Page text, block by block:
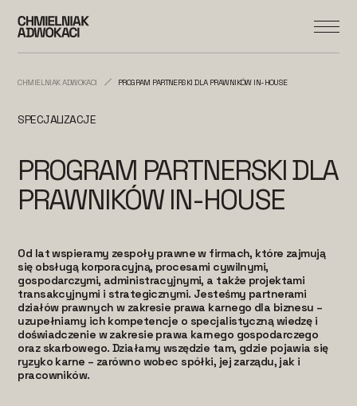
CHMIELNIAK ADWOKACI PROGRAM PARTNERSKI DLA PRAWNIKÓW IN-HOUSE
SPECJALIZACJE
PROGRAM PARTNERSKI DLA
PRAWNIKÓW IN-HOUSE
Od lat wspieramy zespoły prawne w firmach, które zajmują
się obsługą korporacyjną, procesami cywilnymi,
gospodarczymi, administracyjnymi, a także projektami
transakcyjnymi i strategicznymi. Jesteśmy partnerami
działów prawnych w zakresie prawa karnego dla biznesu –
uzupełniamy ich kompetencje o specjalistyczną wiedzę i
doświadczenie w zakresie prawa karnego gospodarczego
oraz skarbowego. Działamy wszędzie tam, gdzie pojawia się
ryzyko karne – zarówno wobec spółki, jej zarządu, jak i
pracowników.